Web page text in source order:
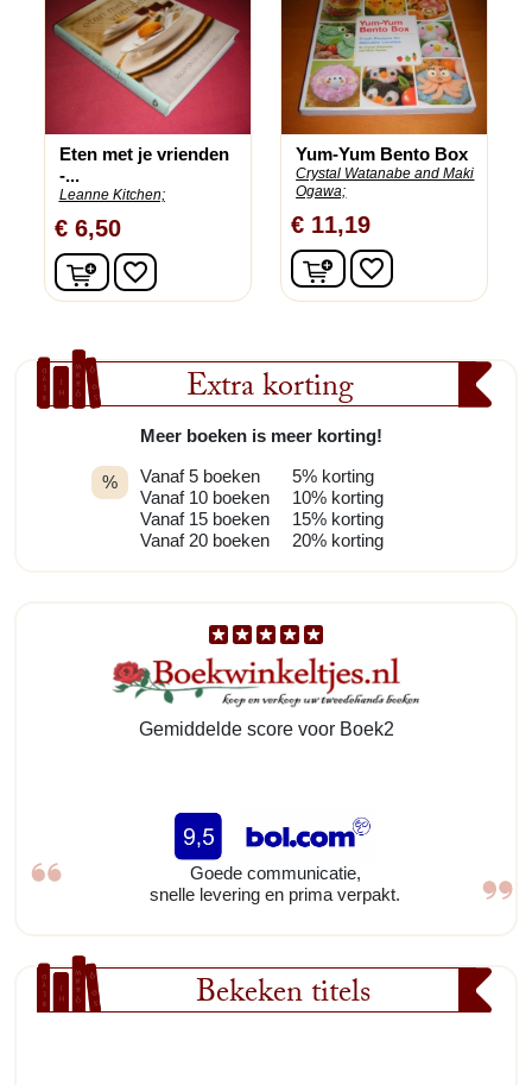
Extra korting
%
Meer boeken is meer korting!
Vanaf 5 boeken
Vanaf 10 boeken
Vanaf 15 boeken
Vanaf 20 boeken
5% korting
10% korting
15% korting
20% korting
Gemiddelde score voor Boek2
Goede communicatie,
snelle levering en prima verpakt.
Bekeken titels
Eten met je vrienden
-...
Leanne Kitchen;
€ 6,50
In winkelwagen
favorite_border
Yum-Yum Bento Box
Crystal Watanabe and Maki
Ogawa;
€ 11,19
In winkelwagen
favorite_border